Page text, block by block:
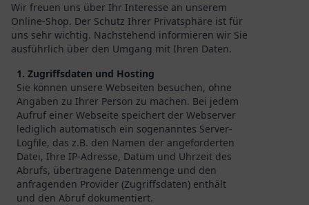
Wir freuen uns über Ihr Interesse an unserem
Online-Shop. Der Schutz Ihrer Privatsphäre ist für
uns sehr wichtig. Nachstehend informieren wir Sie
ausführlich über den Umgang mit Ihren Daten.
1. Zugriffsdaten und Hosting
Sie können unsere Webseiten besuchen, ohne
Angaben zu Ihrer Person zu machen. Bei jedem
Aufruf einer Webseite speichert der Webserver
lediglich automatisch ein sogenanntes Server-
Logfile, das z.B. den Namen der angeforderten
Datei, Ihre IP-Adresse, Datum und Uhrzeit des
Abrufs, übertragene Datenmenge und den
anfragenden Provider (Zugriffsdaten) enthält
und den Abruf dokumentiert.